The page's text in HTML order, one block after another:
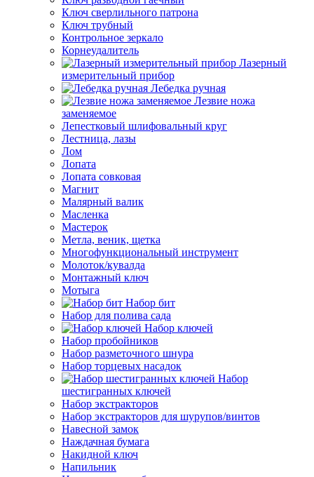
Ключ сверлильного патрона
Ключ трубный
Контрольное зеркало
Корнеудалитель
Лазерный
измерительный прибор
Лебедка ручная
Лезвие ножа
заменяемое
Лепестковый шлифовальный круг
Лестница, лазы
Лом
Лопата
Лопата совковая
Магнит
Малярный валик
Масленка
Мастерок
Метла, веник, щетка
Многофункциональный инструмент
Молоток/кувалда
Монтажный ключ
Мотыга
Набор бит
Набор для полива сада
Набор ключей
Набор пробойников
Набор разметочного шнура
Набор торцевых насадок
Набор
шестигранных ключей
Набор экстракторов
Набор экстракторов для шурупов/винтов
Навесной замок
Наждачная бумага
Накидной ключ
Напильник